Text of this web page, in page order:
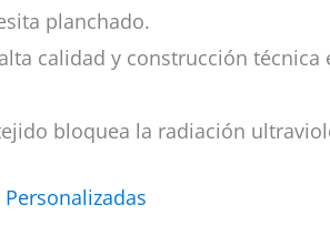
planchado.
calidad y construcción
bloquea la radiación